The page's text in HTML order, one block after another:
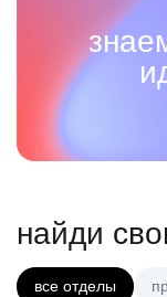
найди
все отделы